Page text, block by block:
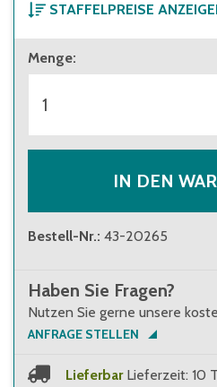
STAFFELPREISE
ab 1 Stück
140,00 €
ab 12 Stück
128,00 €
Menge:
IN DEN
Bestell-Nr.: 43-20265
Haben Sie Fragen?
Nutzen Sie gerne unsere
ANFRAGE STELLEN
Lieferbar Lieferzeit: 10